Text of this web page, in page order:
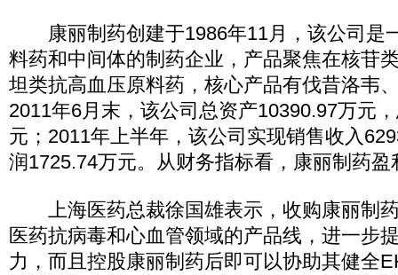
康丽制药创建于1986年11月，该公司是
料药和中间体的制药企业，产品聚焦在核苷
坦类抗高血压原料药，核心产品有伐昔洛韦
2011年6月末，该公司总资产10390.97万元
元；2011年上半年，该公司实现销售收入
润1725.74万元。从财务指标看，康丽制药盈
上海医药总裁徐国雄表示，收购康丽制
医药抗病毒和心血管领域的产品线，进一步
力，而且控股康丽制药后即可以协助其健全